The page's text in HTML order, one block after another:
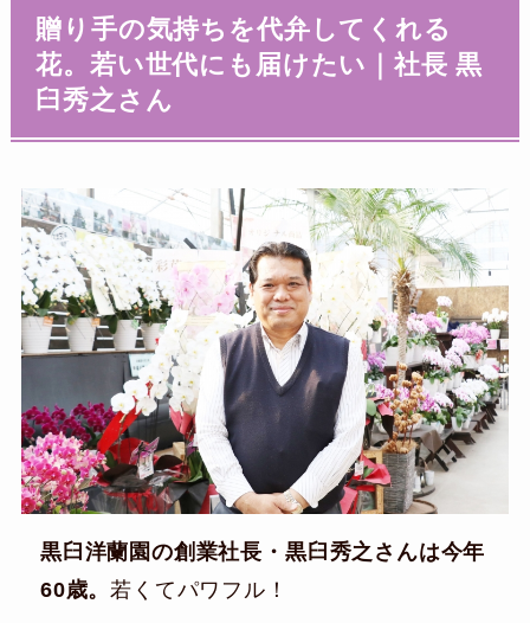
贈り手の気持ちを代弁してくれる
花。若い世代にも届けたい｜社長 黒
臼秀之さん
黒臼洋蘭園の創業社長・黒臼秀之さんは今年
60歳。若くてパワフル！